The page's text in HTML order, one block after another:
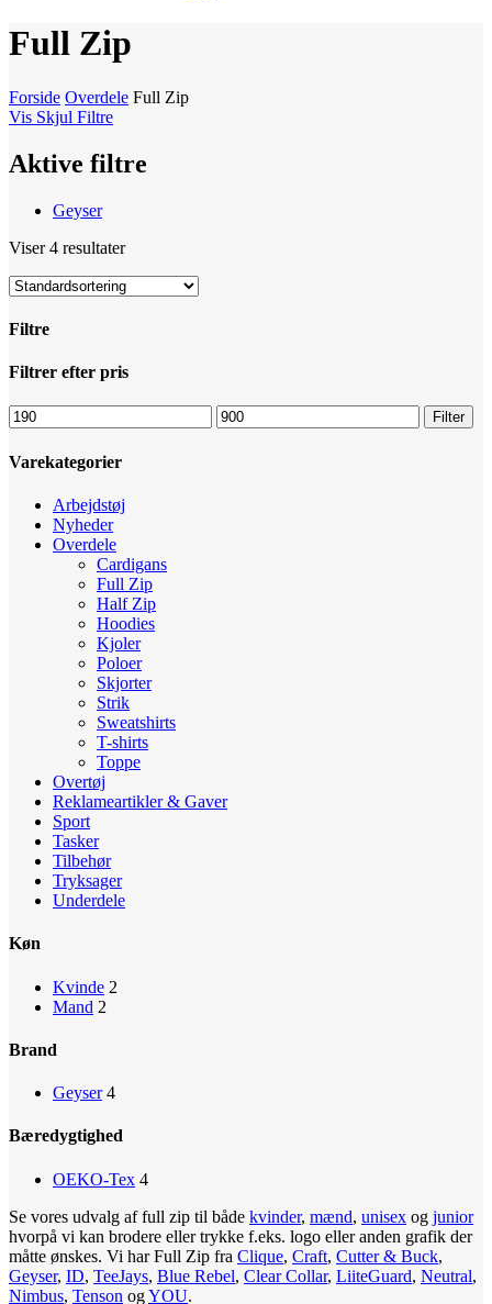
Full Zip
Forside Overdele Full Zip
Vis Skjul Filtre
Aktive filtre
Geyser
Viser 4 resultater
Filtre
Luk
Filtrer efter pris
Mindste
pris
Højeste
pris
Filter
Varekategorier
Arbejdstøj
Nyheder
Overdele
Cardigans
Full Zip
Half Zip
Hoodies
Kjoler
Poloer
Skjorter
Strik
Sweatshirts
T-shirts
Toppe
Overtøj
Reklameartikler & Gaver
Sport
Tasker
Tilbehør
Tryksager
Underdele
Køn
Kvinde 2
Mand 2
Brand
Geyser 4
Bæredygtighed
OEKO-Tex 4
Se vores udvalg af full zip til både kvinder, mænd, unisex og junior
hvorpå vi kan brodere eller trykke f.eks. logo eller anden grafik der
måtte ønskes. Vi har Full Zip fra Clique, Craft, Cutter & Buck,
Geyser, ID, TeeJays, Blue Rebel, Clear Collar, LiiteGuard, Neutral,
Nimbus, Tenson ogYOU.